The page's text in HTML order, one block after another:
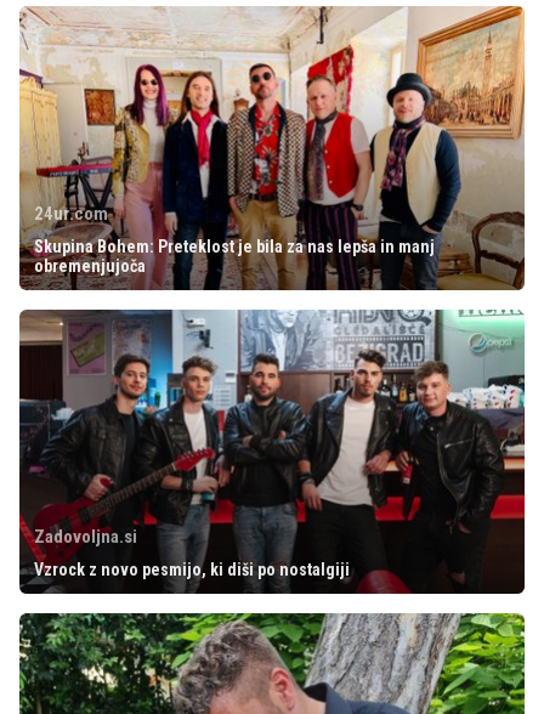
24ur.com
Skupina Bohem: Preteklost je bila za nas lepša in manj
obremenjujoča
Zadovoljna.si
Vzrock z novo pesmijo, ki diši po nostalgiji